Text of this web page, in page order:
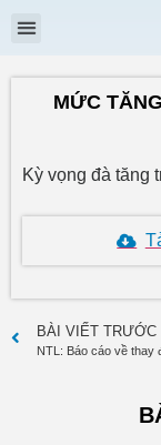
MỨC
Kỳ vọng đà tăng
BÀI VIẾT TRƯỚC